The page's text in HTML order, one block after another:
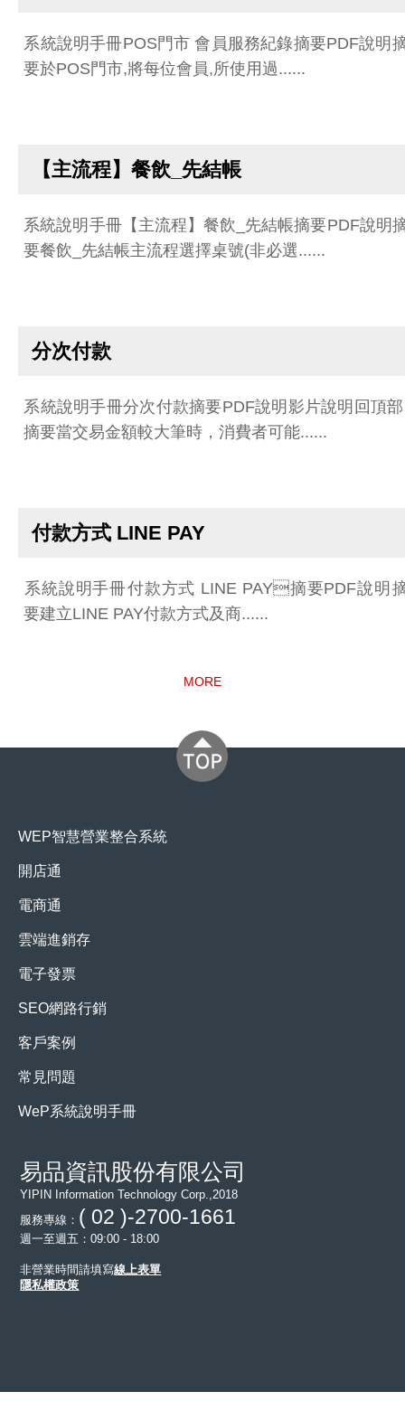
系統說明手冊POS門市 會員服務紀錄摘要PDF說明
要於POS門市,將每位會員,所使用過......
【主流程】餐飲_先結帳
系統說明手冊【主流程】餐飲_先結帳摘要PDF說明
要餐飲_先結帳主流程選擇桌號(非必選......
分次付款
系統說明手冊分次付款摘要PDF說明影片說明回頂部
摘要當交易金額較大筆時，消費者可能......
付款方式 LINE PAY
系統說明手冊付款方式 LINE PAY摘要PDF說明
要建立LINE PAY付款方式及商......
MORE
WEP智慧營業整合系統
開店通
電商通
雲端進銷存
電子發票
SEO網路行銷
客戶案例
常見問題
WeP系統說明手冊
易品資訊股份有限公司
YIPIN Information Technology Corp.,2018
服務專線： ( 02 )-2700-1661
週一至週五：09:00 - 18:00
非營業時間請填寫線上表單
隱私權政策